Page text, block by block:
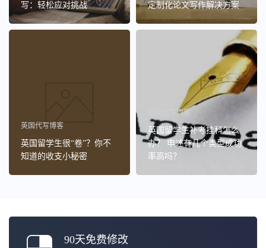
写：轻松应对挑战
定制化论文写作解决方案
英国代写博客
英国留学生很“卷”？你不
知道的收支小秘密
英国代写博客
英国留学生补考挂科怎么
办？ 申述有几个类型成功
率高吗？
90天免费修改